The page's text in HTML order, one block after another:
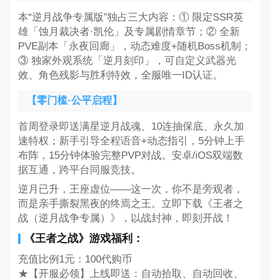
本“逆月战争专属版”独占三大内容：① 限定SSR英
雄「蚀月裁决者·凯伦」及专属剧情章节；② 全新
PVE副本「永夜回廊」，动态难度+随机Boss机制；
③ 独家外观系统「逆月刻印」，可自定义武器光
效、角色残影与胜利特效，全服唯一ID认证。
【零门槛·公平启程】
首周登录即送满星逆月战魂、10连抽保底、永久加
速特权；新手引导全程语音+动态指引，5分钟上手
布阵，15分钟体验完整PVP对战。安卓/iOS双端数
据互通，跨平台同服竞技。
逆月已升，王座虚位——这一次，你不是旁观者，
而是亲手撕裂黑夜的终焉之王。立即下载《王者之
战（逆月战争专属）》，以战封神，即刻开战！
《王者之战》游戏福利：
充值比例1元：100代购币
★【开服必领】上线即送：自动拾取、自动回收、